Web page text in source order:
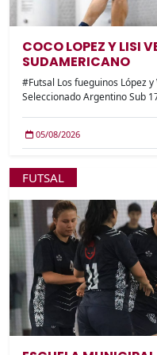
COCO LOPEZ Y LISI
SUDAMERICANO
#Futsal Los fueguinos López
Seleccionado Argentino Sub
05/08/2026
FUTSAL